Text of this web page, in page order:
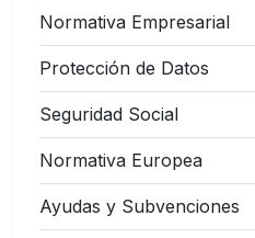
Normativa Empresarial
Protección de Datos
Seguridad Social
Normativa Europea
Ayudas y Subvenciones